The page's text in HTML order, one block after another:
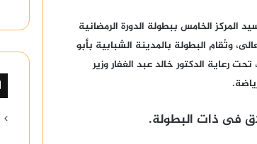
المركز الخامس ببطولة الدورة الرمضانية
وتُقام البطولة بالمدينة الشبابية بأبو
الفترة من ١٦ إلى ١٩ ابريل الجاري بمشاركة ٤٨ فريقاً، تحت رعاية الدكتور خالد عبد الغفار وزير
فى ذات البطولة.